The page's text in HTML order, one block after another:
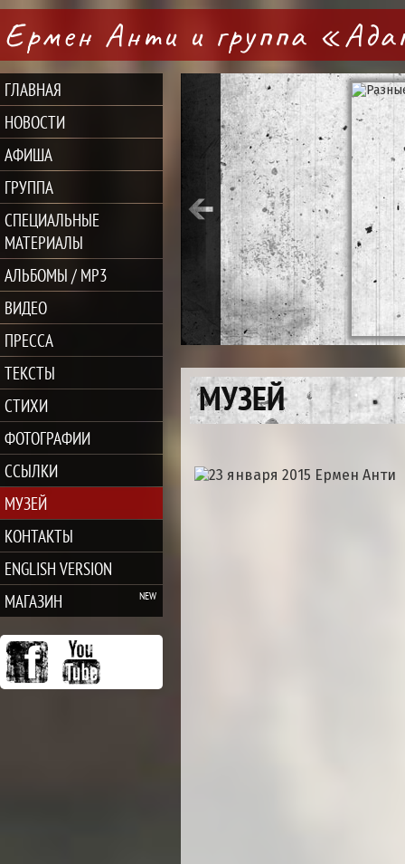
Ермен Анти и группа
ГЛАВНАЯ
НОВОСТИ
АФИША
ГРУППА
СПЕЦИАЛЬНЫЕ
МАТЕРИАЛЫ
АЛЬБОМЫ / MP3
ВИДЕО
ПРЕССА
ТЕКСТЫ
СТИХИ
ФОТОГРАФИИ
ССЫЛКИ
МУЗЕЙ
КОНТАКТЫ
ENGLISH VERSION
МАГАЗИН
МУЗЕЙ